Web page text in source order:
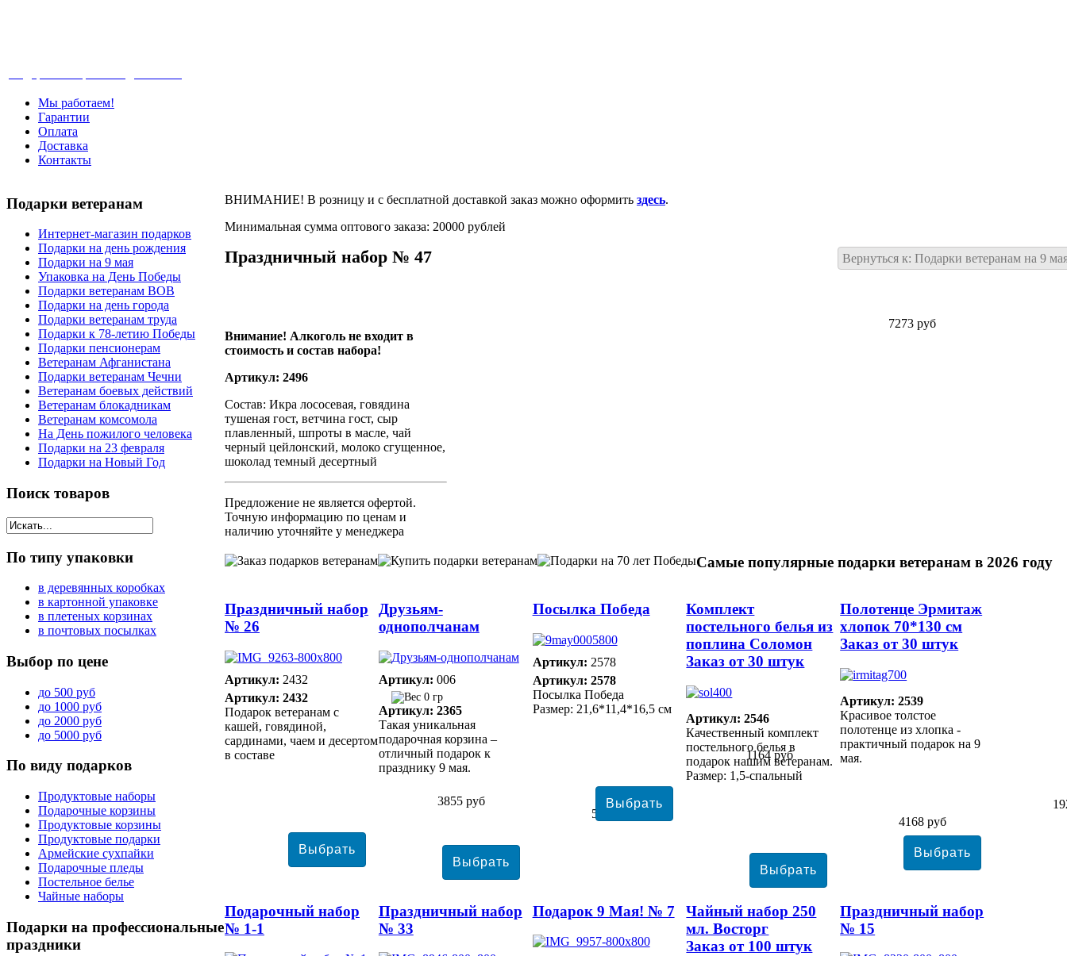
Мы работаем!
Гарантии
Оплата
Доставка
Контакты
ВНИМАНИЕ! В розницу и с бесплатной доставкой заказ можно оформить здесь.
Минимальная сумма оптового заказа: 20000 рублей
Вернуться к: Подарки ветеранам на 9
Праздничный набор № 47
7273 руб
Внимание! Алкоголь не входит в
стоимость и состав набора!
Артикул: 2496
Состав: Икра лососевая, говядина
тушеная гост, ветчина гост, сыр
плавленный, шпроты в масле, чай
черный цейлонский, молоко сгущенное,
шоколад темный десертный
Предложение не является офертой.
Точную информацию по ценам и
наличию уточняйте у менеджера
Самые популярные подарки ветеранам в 2026 году
Праздничный набор
№ 26
Артикул: 2432
Артикул: 2432
Подарок ветеранам с
кашей, говядиной,
сардинами, чаем и десертом
в составе
3855 руб
Друзьям-
однополчанам
Артикул: 006
0 гр
Артикул: 2365
Такая уникальная
подарочная корзина –
отличный подарок к
празднику 9 мая.
5663 руб
Посылка Победа
Артикул: 2578
Артикул: 2578
Посылка Победа
Размер: 21,6*11,4*16,5 см
1164 руб
Комплект
постельного белья из
поплина Соломон
Заказ от 30 штук
Артикул: 2546
Качественный комплект
постельного белья в
подарок нашим ветеранам.
Размер: 1,5-спальный
4168 руб
Полотенце Эрмитаж
хлопок 70*130 см
Заказ от 30 штук
Артикул: 2539
Красивое толстое
полотенце из хлопка -
практичный подарок на 9
мая.
Подарочный набор
№ 1-1
Праздничный набор
№ 33
Подарок 9 Мая! № 7
Чайный набор 250
мл. Восторг
Заказ от 100 штук
Праздничный набор
№ 15
Подарки ветеранам
Интернет-магазин подарков
Подарки на день рождения
Подарки на 9 мая
Упаковка на День Победы
Подарки ветеранам ВОВ
Подарки на день города
Подарки ветеранам труда
Подарки к 78-летию Победы
Подарки пенсионерам
Ветеранам Афганистана
Подарки ветеранам Чечни
Ветеранам боевых действий
Ветеранам блокадникам
Ветеранам комсомола
На День пожилого человека
Подарки на 23 февраля
Подарки на Новый Год
Поиск товаров
По типу упаковки
в деревянных коробках
в картонной упаковке
в плетеных корзинах
в почтовых посылках
Выбор по цене
до 500 руб
до 1000 руб
до 2000 руб
до 5000 руб
По виду подарков
Продуктовые наборы
Подарочные корзины
Продуктовые корзины
Продуктовые подарки
Армейские сухпайки
Подарочные пледы
Постельное белье
Чайные наборы
Подарки на профессиональные
праздники